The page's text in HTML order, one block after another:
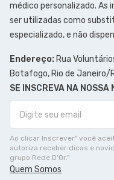
médico personalizado. As
ser utilizadas como
especializado, e não
Endereço: Rua
Botafogo, Rio de Janeiro/
SE INSCREVA NA NOSSA
Ao clicar Inscrever" você
autoriza receber dicas e
grupo Rede D'Or."
Quem Somos